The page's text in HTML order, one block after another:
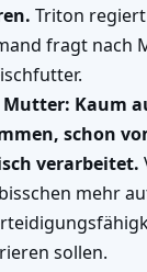
Triton
fragt nach
Mutter: Kaum
schon
verarbeitet.
mehr
sollen.